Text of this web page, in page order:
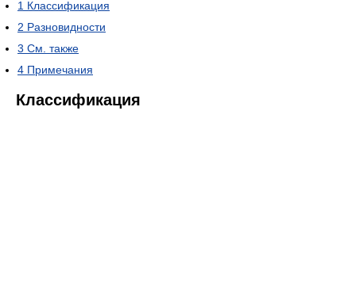
1 Классификация
2 Разновидности
3 См. также
4 Примечания
Классификация